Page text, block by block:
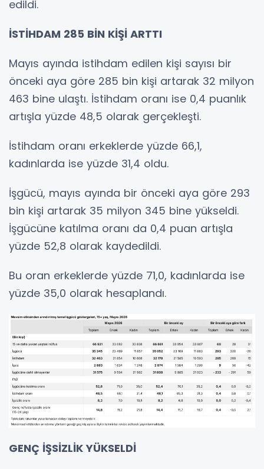
edildi.
İSTİHDAM 285 BİN KİŞİ ARTTI
Mayıs ayında istihdam edilen kişi sayısı bir
önceki aya göre 285 bin kişi artarak 32 milyon
463 bine ulaştı. İstihdam oranı ise 0,4 puanlık
artışla yüzde 48,5 olarak gerçekleşti.
İstihdam oranı erkeklerde yüzde 66,1,
kadınlarda ise yüzde 31,4 oldu.
İşgücü, mayıs ayında bir önceki aya göre 293
bin kişi artarak 35 milyon 345 bine yükseldi.
İşgücüne katılma oranı da 0,4 puan artışla
yüzde 52,8 olarak kaydedildi.
Bu oran erkeklerde yüzde 71,0, kadınlarda ise
yüzde 35,0 olarak hesaplandı.
GENÇ İŞSİZLİK YÜKSELDİ